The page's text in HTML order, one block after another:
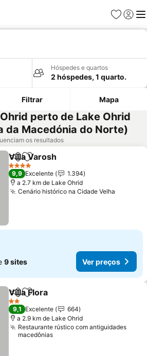
Favoritos
Iniciar
Hóspedes e quartos
2 hóspedes, 1 quarto.
Filtrar Mapa
perto de Lake Ohrid
da Macedónia do Norte)
os resultados
PartilharAdicionar aos favoritos
Villa Varosh
4 Estrelas
9,9 Excelente
1.394
a 2.7 km de Lake Ohrid
Cenário histórico na Cidade Velha
9 sites Ver preços
PartilharAdicionar aos favoritos
Villa Flora
2 Estrelas
9,1 Excelente
664
a 2.9 km de Lake Ohrid
Restaurante rústico com antiguidades
macedônias